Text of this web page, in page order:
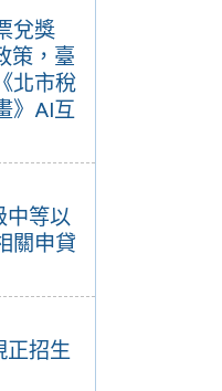
兌獎
策，臺
北市稅
》AI互
中等以
關申貸
正招生